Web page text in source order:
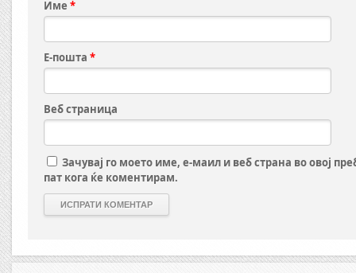
Име *
Е-пошта *
Веб страница
Зачувај го моето име, е-маил и веб страна во овој
пат кога ќе коментирам.